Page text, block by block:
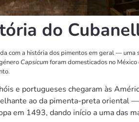
do
com a história dos pimentos em geral — uma
Capsicumforam domesticados no
e portugueses chegaram às
ao da pimenta-preta oriental
em 1493, dando início a uma das